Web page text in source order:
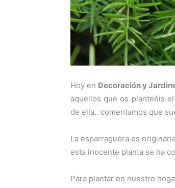
Hoy en Decoración y
aquellos que os planteéis
de ella.. comentamos que
La esparraguera es
esta inocente planta se ha
Para plantar en nuestro